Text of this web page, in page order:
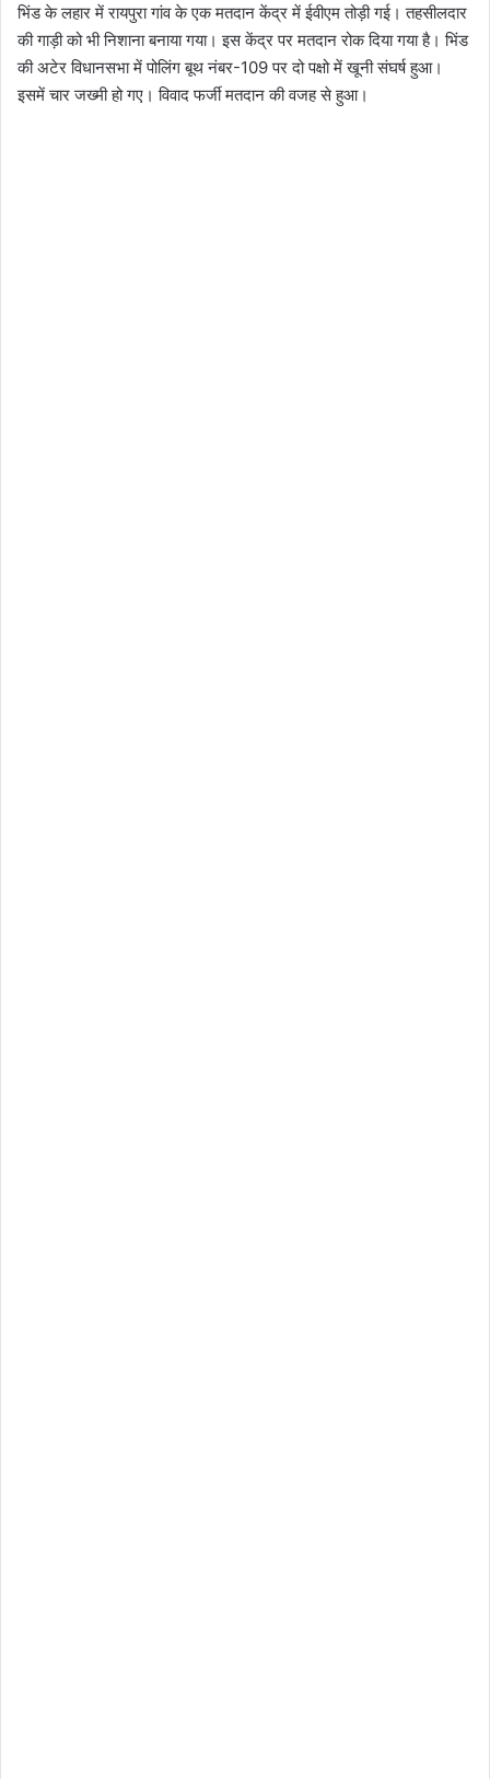
भिंड के लहार में रायपुरा गांव के एक मतदान केंद्र में ईवीएम तोड़ी गई। तहसीलदार
की गाड़ी को भी निशाना बनाया गया। इस केंद्र पर मतदान रोक दिया गया है। भिंड
की अटेर विधानसभा में पोलिंग बूथ नंबर-109 पर दो पक्षो में खूनी संघर्ष हुआ।
इसमें चार जख्मी हो गए। विवाद फर्जी मतदान की वजह से हुआ।